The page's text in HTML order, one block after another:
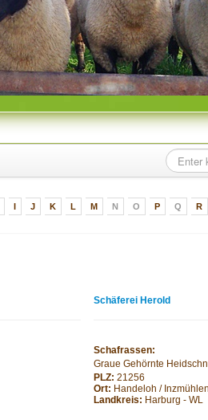
I J K L M N O P Q R
Schäferei Herold
Schafrassen:
Graue Gehörnte
PLZ: 21256
Ort: Handeloh / Inzmühlen
Landkreis: Harburg - WL